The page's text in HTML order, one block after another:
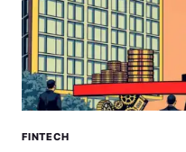
FINTECH